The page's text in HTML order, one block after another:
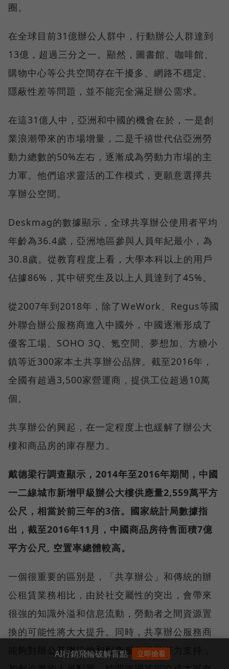
圈。
在全球目前31億辦公人群中，行動辦公人群達到
13億，超過三分之一。顯然，圖書館、咖啡館、
購物中心等公共空間存在干擾多、網路不穩定、
隱蔽性差等問題，並不能完全滿足辦公需求。
在這31億人中，亞洲和中國的機會在於，一是創
業浪潮帶來的市場增量，二是千禧世代佔亞洲勞
動力總數的50%左右，逐漸成為勞動力市場的主
力軍。他們追求靈活的工作模式，更願意選擇共
享辦公空間。
Deskmag的數據顯示，全球共享辦公使用者平均
年齡為36.4歲，亞洲地區參與人員年紀最小，為
30.8歲。從教育程度上看，大學本科以上的用戶
佔據86%，其中研究生及以上人員達到了45%。
從2007年到2018年，除了WeWork、Regus等國
外聯合辦公服務商進入中國外，中國逐漸形成了
優客工場、SOHO 3Q、氪空間、夢想加、方糖小
鎮等近300家本土共享辦公品牌。截至2016年，
全國有超過3,500家營運商，提供工位超過10萬
個。
共享辦公的興起，在一定程度上也緩解了辦公大
樓和商品房的庫存壓力。
戴德梁行調查顯示，2014年至2016年期間，中國
一二線城市新增甲級辦公大樓供應量2,559萬平方
公尺，相當於前三年的3倍。國家統計局數據指
出，截至2016年11月，中國商品房待售面積7億
平方公尺, 空置率總體較高。
一個很重要的區別是，「共享辦公」和傳統的辦
公租賃業務相比，由於社交屬性的突出，會帶來
很強的知識外溢和信息流動，勞動者之間資源置
換的可能性將大大提升。同時，共享辦公服務商
能夠對辦公基礎設施和配套服務提供有力支持，
AI行銷飛輪破解盲點 立即搶看